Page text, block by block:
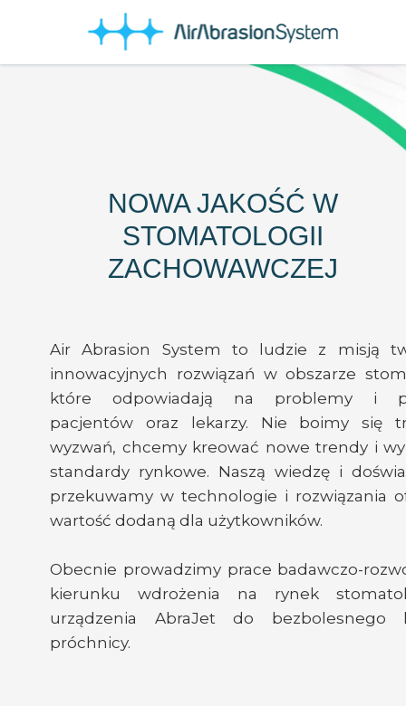
Air Abrasion System to ludzie z misją
innowacyjnych rozwiązań w obszarze
które odpowiadają na problemy i
pacjentów oraz lekarzy. Nie boimy się
wyzwań, chcemy kreować nowe trendy i
standardy rynkowe. Naszą wiedzę i
przekuwamy w technologie i rozwiązania
wartość dodaną dla użytkowników.
Obecnie prowadzimy prace badawczo-
kierunku wdrożenia na rynek
urządzenia AbraJet do bezbolesnego
próchnicy.
NOWA JAKOŚĆ W
STOMATOLOGII
ZACHOWAWCZEJ